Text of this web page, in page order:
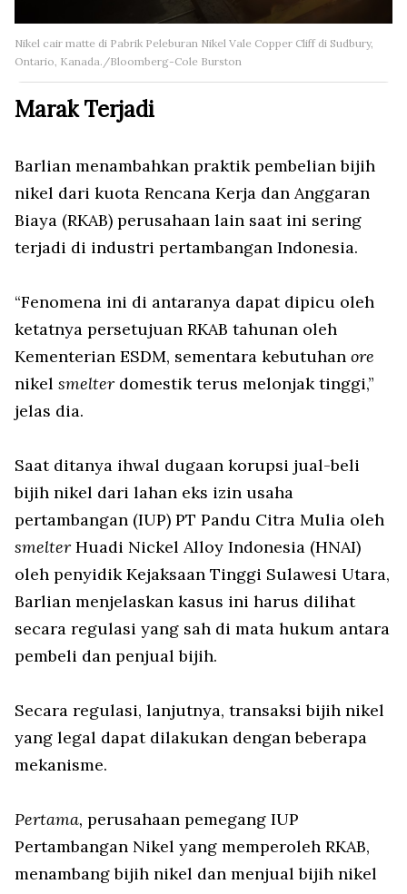
Nikel cair matte di Pabrik Peleburan Nikel Vale Copper Cliff di Sudbury,
Ontario, Kanada./Bloomberg-Cole Burston
Marak Terjadi
Barlian menambahkan praktik pembelian bijih
nikel dari kuota Rencana Kerja dan Anggaran
Biaya (RKAB) perusahaan lain saat ini sering
terjadi di industri pertambangan Indonesia.
“Fenomena ini di antaranya dapat dipicu oleh
ketatnya persetujuan RKAB tahunan oleh
Kementerian ESDM, sementara kebutuhan ore
nikel smelter domestik terus melonjak tinggi,”
jelas dia.
Saat ditanya ihwal dugaan korupsi jual-beli
bijih nikel dari lahan eks izin usaha
pertambangan (IUP) PT Pandu Citra Mulia oleh
smelter Huadi Nickel Alloy Indonesia (HNAI)
oleh penyidik Kejaksaan Tinggi Sulawesi Utara,
Barlian menjelaskan kasus ini harus dilihat
secara regulasi yang sah di mata hukum antara
pembeli dan penjual bijih.
Secara regulasi, lanjutnya, transaksi bijih nikel
yang legal dapat dilakukan dengan beberapa
mekanisme.
Pertama, perusahaan pemegang IUP
Pertambangan Nikel yang memperoleh RKAB,
menambang bijih nikel dan menjual bijih nikel